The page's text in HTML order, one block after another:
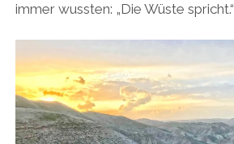
immer wussten: „Die Wüste spricht.“